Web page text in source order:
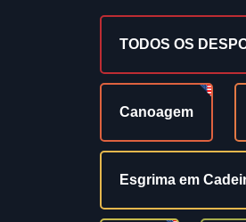
TODOS OS
Canoagem
Esgrima em